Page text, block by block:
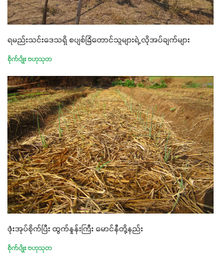
ရမည်းသင်းဒေသရှိ စပျစ်ခြံတောင်သူများရဲ့ လိုအပ်ချက်များ
စိုက်ပျိုး ဗဟုသုတ
ဖုံးအုပ်စိုက်ပြီး ထွက်နှုန်းကြီး မောင်နီတို့နည်း
စိုက်ပျိုး ဗဟုသုတ